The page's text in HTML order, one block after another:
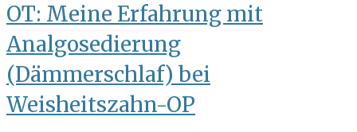
OT: Meine Erfahrung mit
Analgosedierung
(Dämmerschlaf) bei
Weisheitszahn-OP